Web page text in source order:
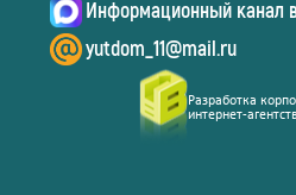
Информационный канал
yutdom_11@mail.ru
Разработка
интернет-